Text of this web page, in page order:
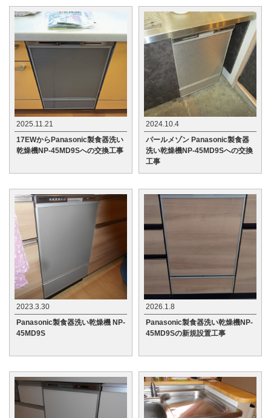
2025.11.21
17EWからPanasonic製食器洗い
乾燥機NP-45MD9Sへの交換工事
2024.10.4
パールメゾン Panasonic製食器
洗い乾燥機NP-45MD9Sへの交換
工事
2023.3.30
Panasonic製食器洗い乾燥機 NP-
45MD9S
2026.1.8
Panasonic製食器洗い乾燥機NP-
45MD9Sの新規設置工事